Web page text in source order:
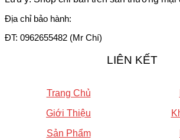
Địa chỉ bảo hành:
ĐT: 0962655482 (Mr Chí)
LIÊN KẾT
Trang Chủ
Giới Thiệu
Sản Phẩm